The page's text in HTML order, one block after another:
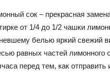
сок – прекрасная
от 1/4 до 1/2 чашки
белью яркий свежий
равных частей
перед тем, как отправить